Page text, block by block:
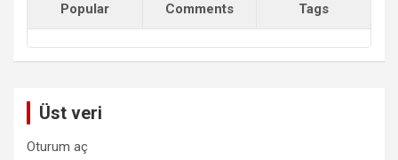
Popular Comments Tags
Üst veri
Oturum aç